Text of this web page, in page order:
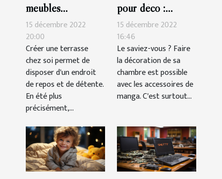
meubles
indispensables
pour une terrasse?
15 décembre 2022
20:00
Créer une terrasse
chez soi permet de
disposer d'un endroit
de repos et de détente.
En été plus
précisément,...
pour déco :
parlons-en !
15 décembre 2022
16:46
Le saviez-vous ? Faire
la décoration de sa
chambre est possible
avec les accessoires de
manga. C'est surtout...